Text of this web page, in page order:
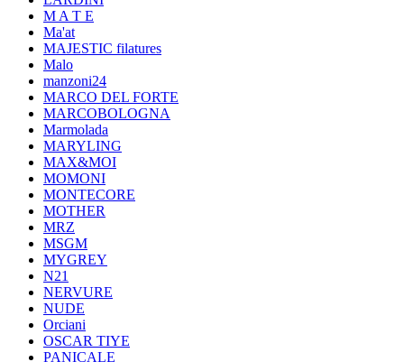
M A T E
Ma'at
MAJESTIC filatures
Malo
manzoni24
MARCO DEL FORTE
MARCOBOLOGNA
Marmolada
MARYLING
MAX&MOI
MOMONI
MONTECORE
MOTHER
MRZ
MSGM
MYGREY
N21
NERVURE
NUDE
Orciani
OSCAR TIYE
PANICALE